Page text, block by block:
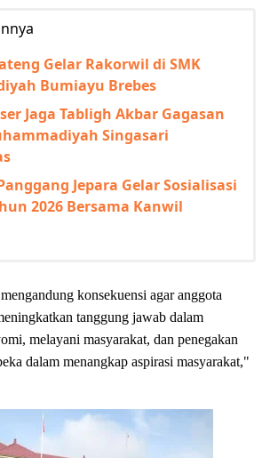
Gelar Rakorwil di SMK
Bumiayu Brebes
Jaga Tabligh Akbar Gagasan
Singasari
Jepara Gelar Sosialisasi
2026 Bersama Kanwil
konsekuensi agar anggota
tanggung jawab dalam
melayani masyarakat, dan penegakan
dalam menangkap aspirasi masyarakat,"